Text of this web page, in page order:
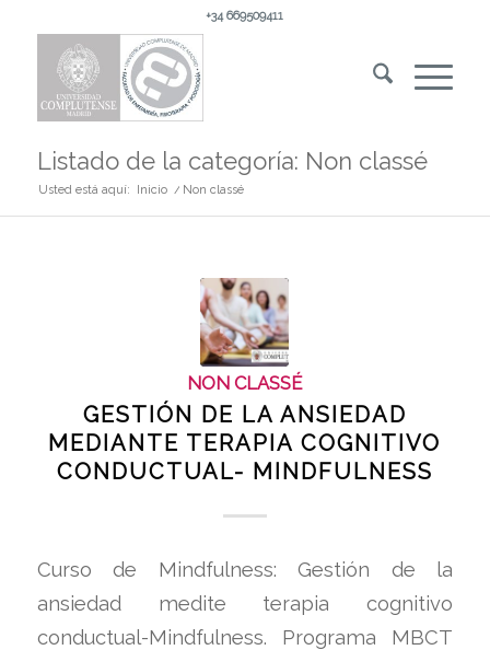
+34 669509411
Listado de la categoría: Non classé
Usted está aquí: Inicio / Non classé
NON CLASSÉ
GESTIÓN DE LA ANSIEDAD
MEDIANTE TERAPIA COGNITIVO
CONDUCTUAL- MINDFULNESS
Curso de Mindfulness: Gestión de la
ansiedad medite terapia cognitivo
conductual-Mindfulness. Programa MBCT